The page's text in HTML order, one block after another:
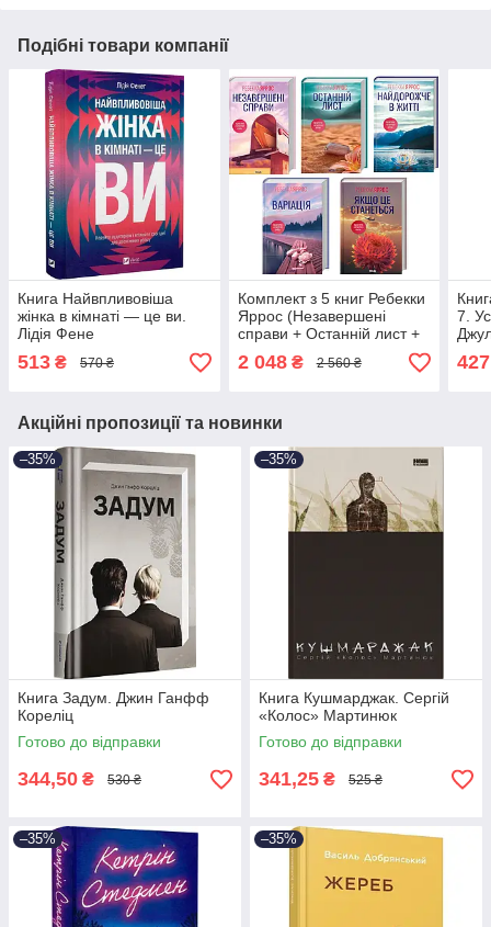
Подібні товари компанії
Книга Найвпливовіша
жінка в кімнаті — це ви.
Лідія Фене
513 ₴ 570 ₴
Комплект з 5 книг Ребекки
Яррос (Незавершені
справи + Останній лист +
Найдорожче в житті +
Варіація + Якщо це
2 048₴ 2 560 ₴
7.
Акційні пропозиції та новинки
–35%
Книга Задум. Джин Ганфф
Кореліц
Готово до відправки
344,50 ₴ 530 ₴
–35%
Книга Кушмарджак. Сергій
«Колос» Мартинюк
Готово до відправки
341,25 ₴ 525 ₴
–35% –35%